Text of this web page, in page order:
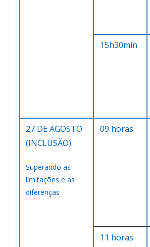
15h30min
27 DE AGOSTO
(INCLUSÃO)
Superando as
limitações e as
diferenças
09 horas
11 horas